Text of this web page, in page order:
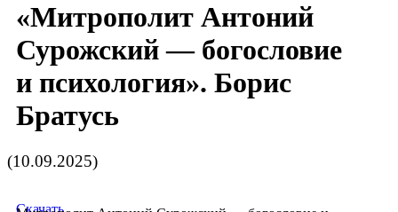
«Митрополит Антоний
Сурожский — богословие
и психология». Борис
Братусь
(10.09.2025)
Скачать